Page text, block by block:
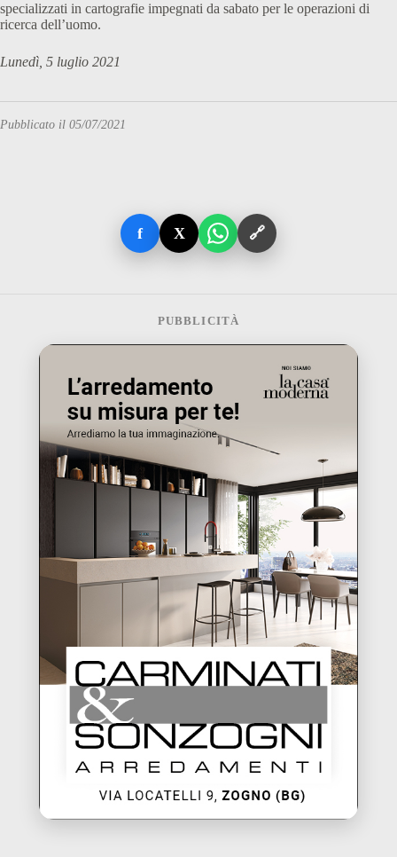
specializzati in cartografie impegnati da sabato per le operazioni di
ricerca dell’uomo.
Lunedì, 5 luglio 2021
Pubblicato il 05/07/2021
f X 🔗
PUBBLICITÀ